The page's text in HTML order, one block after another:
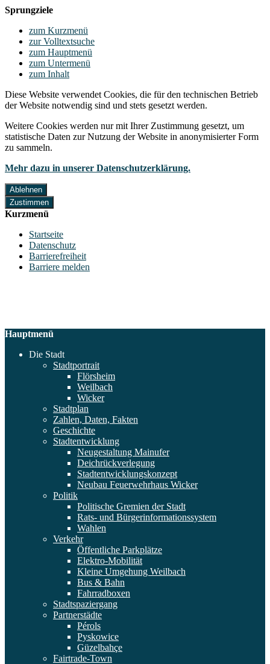
Sprungziele
zum Kurzmenü
zur Volltextsuche
zum Hauptmenü
zum Untermenü
zum Inhalt
Diese Website verwendet Cookies, die für den technischen Betrieb
der Website notwendig sind und stets gesetzt werden.
Weitere Cookies werden nur mit Ihrer Zustimmung gesetzt, um
statistische Daten zur Nutzung der Website in anonymisierter Form
zu sammeln.
Mehr dazu in unserer Datenschutzerklärung.
Ablehnen
Zustimmen
Kurzmenü
Startseite
Datenschutz
Barrierefreiheit
Barriere melden
Hauptmenü
Die Stadt
Stadtportrait
Flörsheim
Weilbach
Wicker
Stadtplan
Zahlen, Daten, Fakten
Geschichte
Stadtentwicklung
Neugestaltung Mainufer
Deichrückverlegung
Stadtentwicklungskonzept
Neubau Feuerwehrhaus Wicker
Politik
Politische Gremien der Stadt
Rats- und Bürgerinformationssystem
Wahlen
Verkehr
Öffentliche Parkplätze
Elektro-Mobilität
Kleine Umgehung Weilbach
Bus & Bahn
Fahrradboxen
Stadtspaziergang
Partnerstädte
Pérols
Pyskowice
Güzelbahçe
Fairtrade-Town